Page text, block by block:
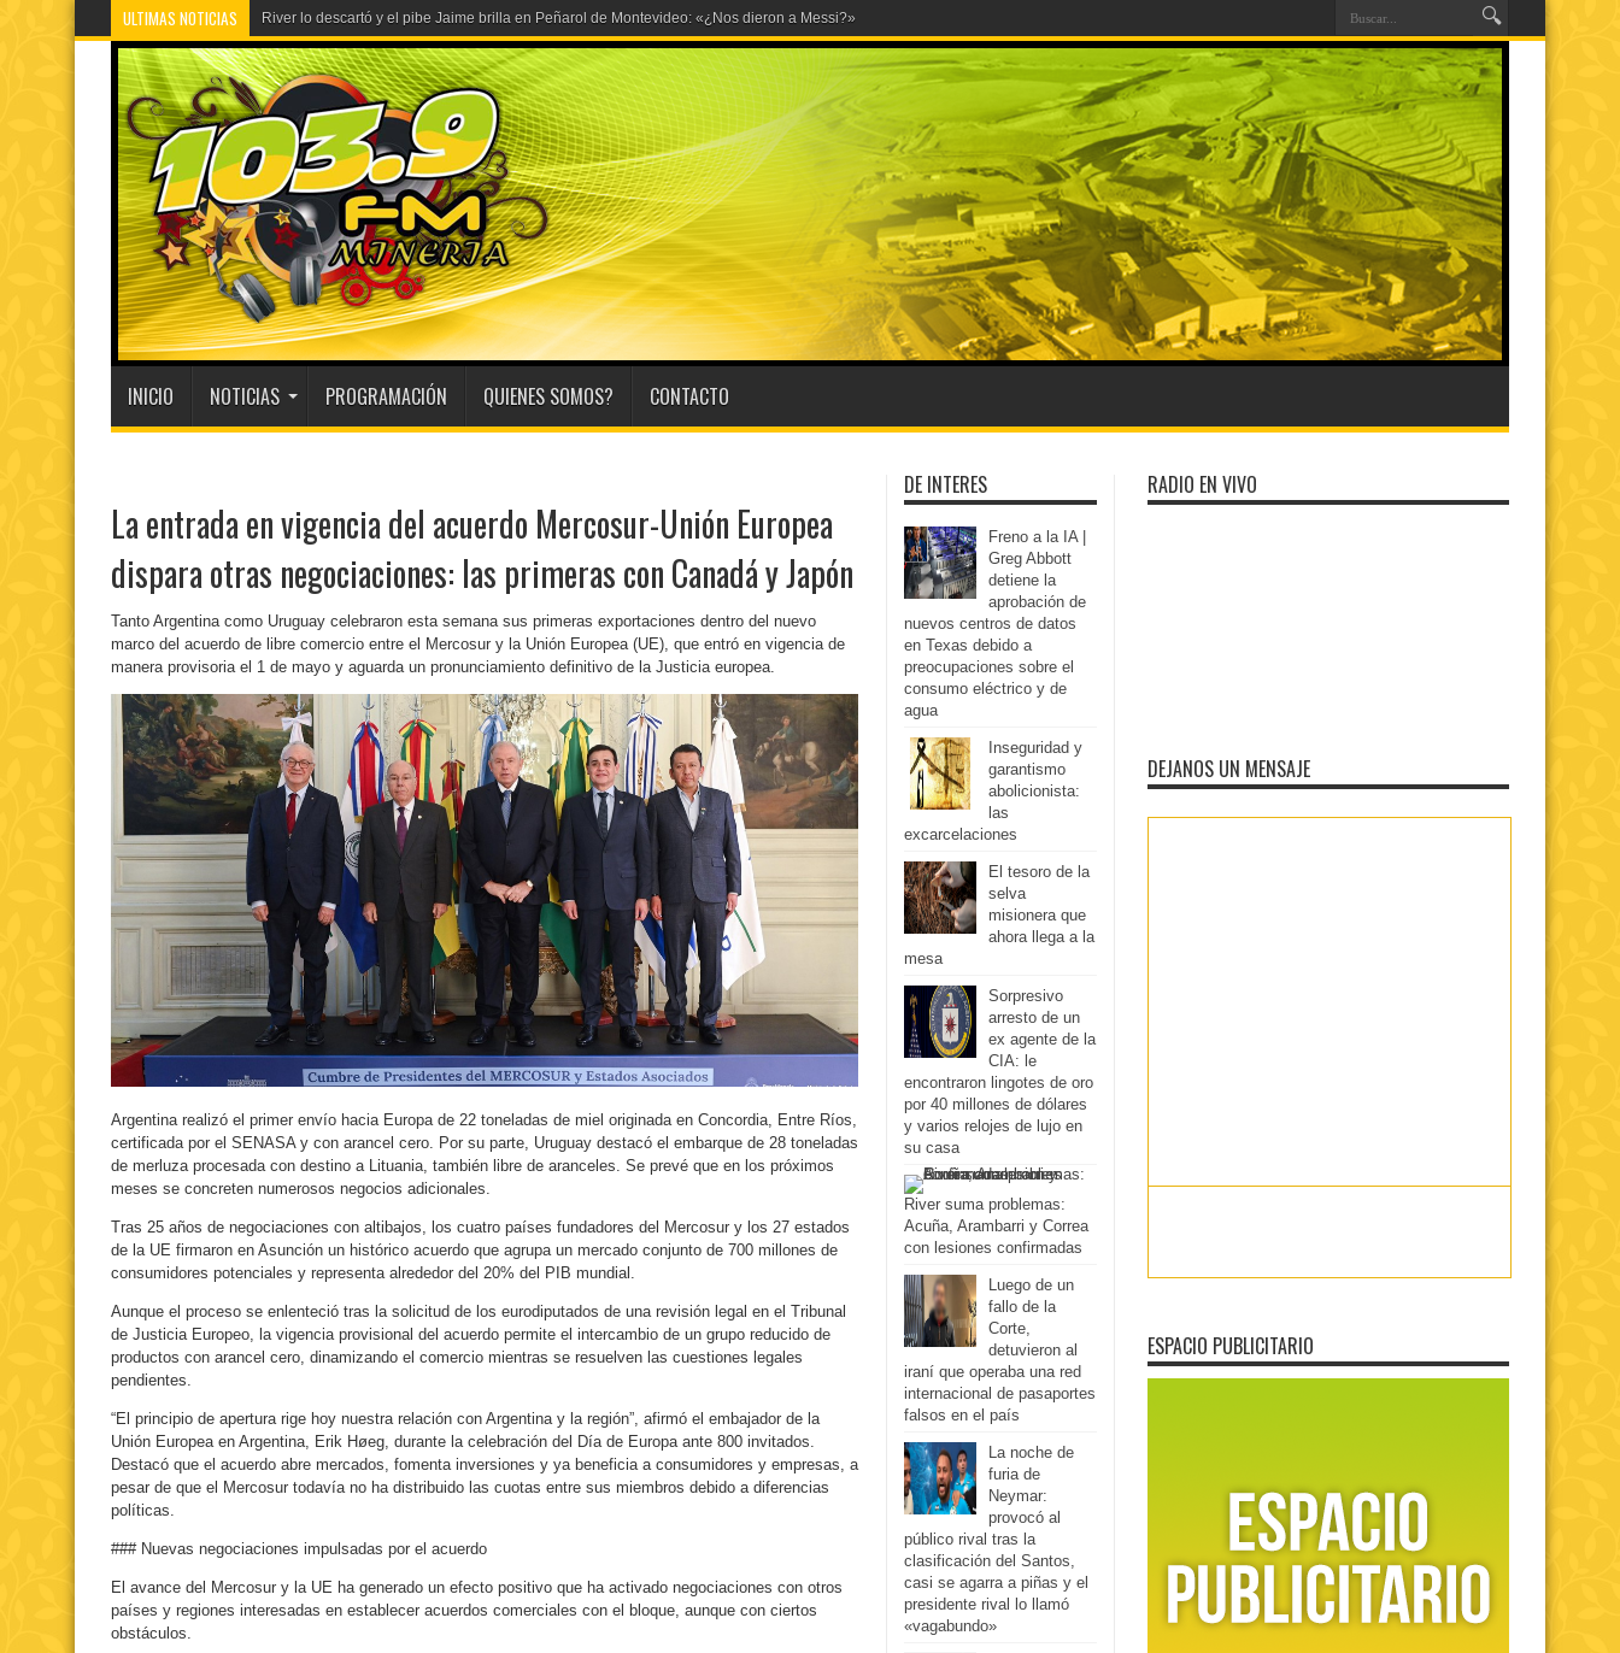
ULTIMAS NOTICIAS Flávio Bolsonaro culpó a Lul
INICIO NOTICIAS PROGRAMACIÓN QUIENES SOMOS? CONTACTO
La entrada en vigencia del acuerdo Mercosur-Unión Europea
dispara otras negociaciones: las primeras con Canadá y Japón
Tanto Argentina como Uruguay celebraron esta semana sus primeras exportaciones dentro del nuevo
marco del acuerdo de libre comercio entre el Mercosur y la Unión Europea (UE), que entró en vigencia de
manera provisoria el 1 de mayo y aguarda un pronunciamiento definitivo de la Justicia europea.
Argentina realizó el primer envío hacia Europa de 22 toneladas de miel originada en Concordia, Entre Ríos,
certificada por el SENASA y con arancel cero. Por su parte, Uruguay destacó el embarque de 28 toneladas
de merluza procesada con destino a Lituania, también libre de aranceles. Se prevé que en los próximos
meses se concreten numerosos negocios adicionales.
Tras 25 años de negociaciones con altibajos, los cuatro países fundadores del Mercosur y los 27 estados
de la UE firmaron en Asunción un histórico acuerdo que agrupa un mercado conjunto de 700 millones de
consumidores potenciales y representa alrededor del 20% del PIB mundial.
Aunque el proceso se enlenteció tras la solicitud de los eurodiputados de una revisión legal en el Tribunal
de Justicia Europeo, la vigencia provisional del acuerdo permite el intercambio de un grupo reducido de
productos con arancel cero, dinamizando el comercio mientras se resuelven las cuestiones legales
pendientes.
“El principio de apertura rige hoy nuestra relación con Argentina y la región”, afirmó el embajador de la
Unión Europea en Argentina, Erik Høeg, durante la celebración del Día de Europa ante 800 invitados.
Destacó que el acuerdo abre mercados, fomenta inversiones y ya beneficia a consumidores y empresas, a
pesar de que el Mercosur todavía no ha distribuido las cuotas entre sus miembros debido a diferencias
políticas.
### Nuevas negociaciones impulsadas por el acuerdo
El avance del Mercosur y la UE ha generado un efecto positivo que ha activado negociaciones con otros
países y regiones interesadas en establecer acuerdos comerciales con el bloque, aunque con ciertos
obstáculos.
DE INTERES
Freno a la IA |
Greg Abbott
detiene la
aprobación de
nuevos centros de datos
en Texas debido a
preocupaciones sobre el
consumo eléctrico y de
agua
Inseguridad y
garantismo
abolicionista:
las
excarcelaciones
El tesoro de la
selva
misionera que
ahora llega a la
mesa
Sorpresivo
arresto de un
ex agente de la
CIA: le
encontraron lingotes de oro
por 40 millones de dólares
y varios relojes de lujo en
su casa
River suma problemas:
Acuña, Arambarri y Correa
con lesiones confirmadas
Luego de un
fallo de la
Corte,
detuvieron al
iraní que operaba una red
internacional de pasaportes
falsos en el país
La noche de
furia de
Neymar:
provocó al
público rival tras la
clasificación del Santos,
casi se agarra a piñas y el
presidente rival lo llamó
«vagabundo»
RADIO EN VIVO
DEJANOS UN MENSAJE
ESPACIO PUBLICITARIO